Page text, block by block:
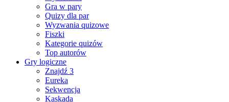
Gra w pary
Quizy dla par
Wyzwania quizowe
Fiszki
Kategorie quizów
Top autorów
Gry logiczne
Znajdź 3
Eureka
Sekwencja
Kaskada